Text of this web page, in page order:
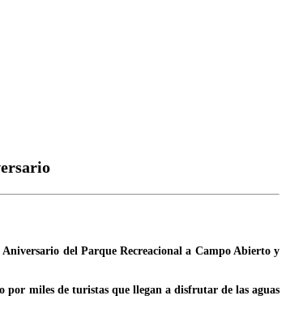
del Parque Recreacional a Campo Abierto y
por miles de turistas que llegan a disfrutar de las aguas